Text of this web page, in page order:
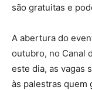
são gratuitas e
A abertura do
outubro, no Canal
este dia, as vagas
às palestras quem